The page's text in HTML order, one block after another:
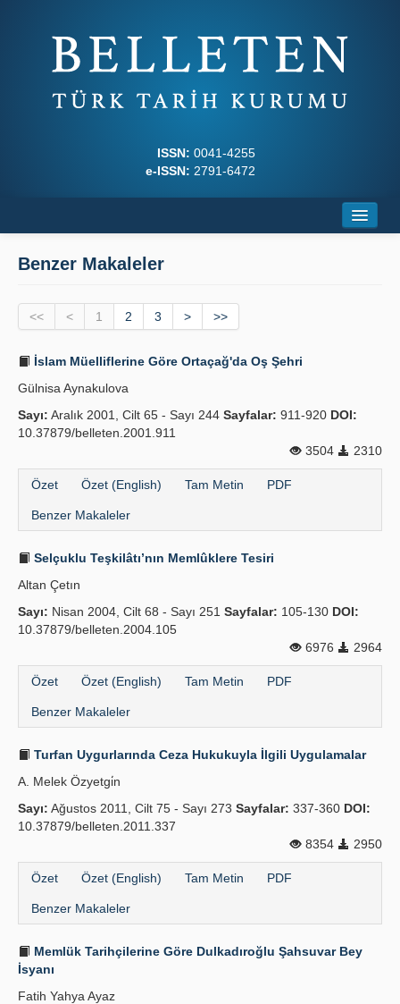
ISSN: 0041-4255
e-ISSN: 2791-6472
Dergi Kurulları
Yazım Kuralları
İlkeler
Yayın Politikaları
Benzer Makaleler
<< < 1 2 3 > >>
İslam Müelliflerine Göre Ortaçağ'da Oş Şehri
Gülnisa Aynakulova
Sayı: Aralık 2001, Cilt 65 - Sayı 244 Sayfalar: 911-920 DOI:
10.37879/belleten.2001.911
3504
2310
Özet Özet (English) Tam Metin PDF
Benzer Makaleler
Selçuklu Teşkilâtı’nın Memlûklere Tesiri
Altan Çetın
Sayı: Nisan 2004, Cilt 68 - Sayı 251 Sayfalar: 105-130 DOI:
10.37879/belleten.2004.105
6976
2964
Özet Özet (English) Tam Metin PDF
Benzer Makaleler
Turfan Uygurlarında Ceza Hukukuyla İlgili Uygulamalar
A. Melek Özyetgi̇n
Sayı: Ağustos 2011, Cilt 75 - Sayı 273 Sayfalar: 337-360 DOI:
10.37879/belleten.2011.337
8354
2950
Özet Özet (English) Tam Metin PDF
Benzer Makaleler
Memlük Tarihçilerine Göre Dulkadır­oğlu Şahsuvar Bey
İsyanı
Fatih Yahya Ayaz